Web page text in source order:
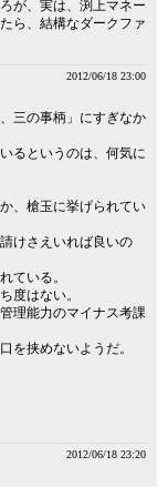
が、実は、渕上マネー
ら、結構なダークファ
2012/06/18 23:00
三の事柄」にすぎなか
るというのは、何気に
、槍玉に挙げられてい
けさえいれば良いの
ている。
度はない。
理能力のマイナス考課
を挟めないようだ。
2012/06/18 23:20